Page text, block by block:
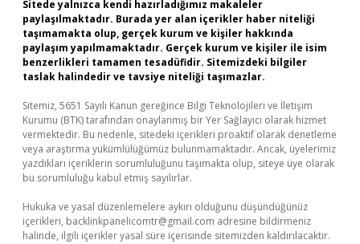
Sitede yalnızca kendi hazırladığımız makaleler
paylaşılmaktadır. Burada yer alan içerikler haber niteliği
taşımamakta olup, gerçek kurum ve kişiler hakkında
paylaşım yapılmamaktadır. Gerçek kurum ve kişiler ile isim
benzerlikleri tamamen tesadüfidir. Sitemizdeki bilgiler
taslak halindedir ve tavsiye niteliği taşımazlar.
Sitemiz, 5651 Sayılı Kanun gereğince Bilgi Teknolojileri ve İletişim
Kurumu (BTK) tarafından onaylanmış bir Yer Sağlayıcı olarak hizmet
vermektedir. Bu nedenle, sitedeki içerikleri proaktif olarak denetleme
veya araştırma yükümlülüğümüz bulunmamaktadır. Ancak, üyelerimiz
yazdıkları içeriklerin sorumluluğunu taşımakta olup, siteye üye olarak
bu sorumluluğu kabul etmiş sayılırlar.
Hukuka ve yasal düzenlemelere aykırı olduğunu düşündüğünüz
içerikleri, backlinkpanelicomtr@gmail.com adresine bildirmeniz
halinde, ilgili içerikler yasal süre içerisinde sitemizden kaldırılacaktır.